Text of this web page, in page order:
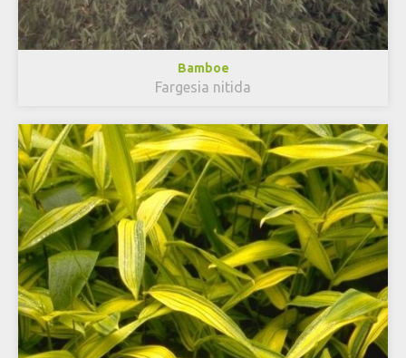
Bamboe
Fargesia nitida